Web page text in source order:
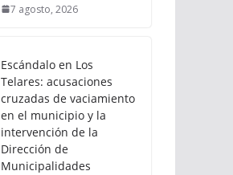
7 agosto, 2026
Escándalo en Los
Telares: acusaciones
cruzadas de vaciamiento
en el municipio y la
intervención de la
Dirección de
Municipalidades